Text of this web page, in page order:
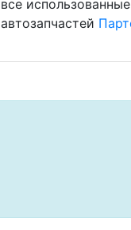
все
автозапчастей